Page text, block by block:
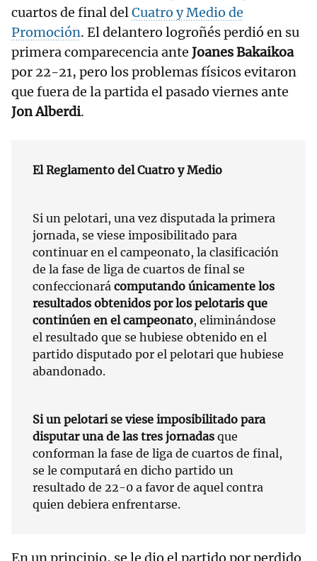
cuartos de final delCuatro y Medio de
Promoción. El delantero logroñés perdió en su
primera comparecencia ante Joanes Bakaikoa
por 22-21, pero los problemas físicos evitaron
que fuera de la partida el pasado viernes ante
Jon Alberdi.
El Reglamento del Cuatro y Medio
Si un pelotari, una vez disputada la primera
jornada, se viese imposibilitado para
continuar en el campeonato, la clasificación
de la fase de liga de cuartos de final se
confeccionará computando únicamente los
resultados obtenidos por los pelotaris que
continúen en el campeonato, eliminándose
el resultado que se hubiese obtenido en el
partido disputado por el pelotari que hubiese
abandonado.
Si un pelotari se viese imposibilitado para
disputar una de las tres jornadas que
conforman la fase de liga de cuartos de final,
se le computará en dicho partido un
resultado de 22-0 a favor de aquel contra
quien debiera enfrentarse.